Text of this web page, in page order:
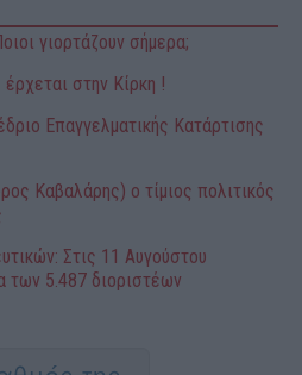
γιορτάζουν σήμερα;
στην Κίρκη !
Επαγγελματικής Κατάρτισης
Καβαλάρης) ο τίμιος πολιτικός
Στις 11 Αυγούστου
των 5.487 διοριστέων